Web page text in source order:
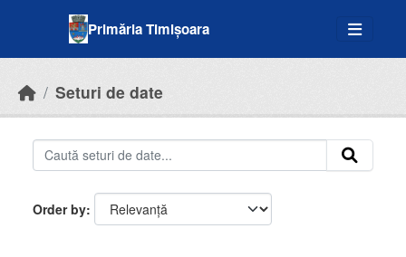
Primăria Timișoara
Seturi de date
Order by